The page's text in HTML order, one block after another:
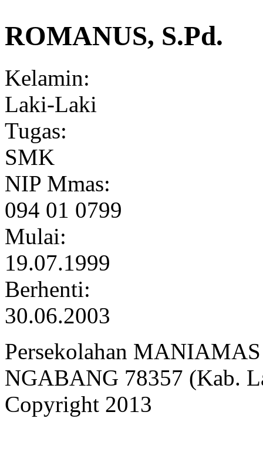
ROMANUS, S.Pd.
Kelamin:
Laki-Laki
Tugas:
SMK
NIP Mmas:
094 01 0799
Mulai:
19.07.1999
Berhenti:
30.06.2003
Persekolahan
NGABANG 78357 (Kab.
Copyright 2013